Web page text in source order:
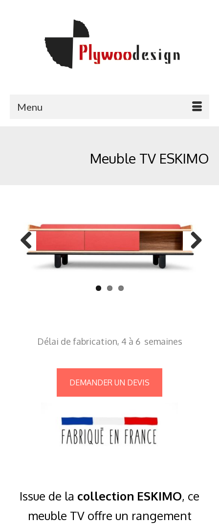
Menu
Meuble TV ESKIMO
Previous Next
Délai de fabrication, 4 à 6 semaines
DEMANDER UN DEVIS
Issue de la collection ESKIMO, ce
meuble TV offre un rangement